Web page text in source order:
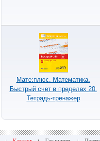
Мате:плюс. Математика.
Быстрый счет в пределах 20.
Тетрадь-тренажер